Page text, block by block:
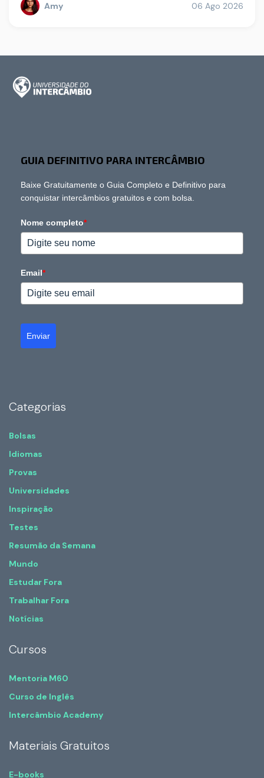
Amy 06 Ago 2026
GUIA DEFINITIVO PARA INTERCÂMBIO
Baixe Gratuitamente o Guia Completo e Definitivo para
conquistar intercâmbios gratuitos e com bolsa.
Nome completo*
Email*
Enviar
Categorias
Bolsas
Idiomas
Provas
Universidades
Inspiração
Testes
Resumão da Semana
Mundo
Estudar Fora
Trabalhar Fora
Notícias
Cursos
Mentoria M60
Curso de Inglês
Intercâmbio Academy
Materiais Gratuitos
E-books